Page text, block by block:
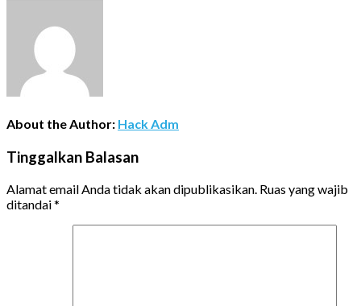
About the Author: Hack Adm
Tinggalkan Balasan
Alamat email Anda tidak akan dipublikasikan. Ruas yang wajib
ditandai*